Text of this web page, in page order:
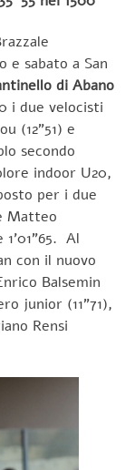
e sabato a San
di Abano
i due velocisti
(12”51) e
secondo
indoor U20,
per i due
Matteo
Al
con il nuovo
Balsemin
junior (11”71),
Rensi